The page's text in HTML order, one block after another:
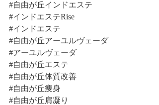
#自由が丘インドエステ
#インドエステRise
#インドエステ
#自由が丘アーユルヴェーダ
#アーユルヴェーダ
#自由が丘エステ
#自由が丘体質改善
#自由が丘痩身
#自由が丘肩凝り